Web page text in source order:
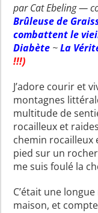
par Cat Ebeling —
Brûleuse de
combattent le
Diabète ~La
!!!)
J’adore courir et
montagnes
multitude de
rocailleux et
chemin rocailleux
pied sur un
me suis foulé la
C’était une
maison, et